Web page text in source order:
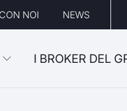
NOI NEWS
I BROKER DEL